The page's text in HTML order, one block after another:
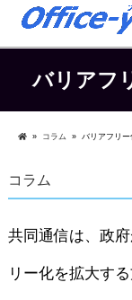
バリアフ
» コラム » バリアフリー
コラム
共同通信は、政
リー化を拡大す